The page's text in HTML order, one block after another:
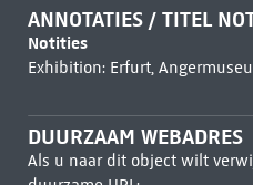
ANNOTATIES / TITEL
Notities
Exhibition: Erfurt,
DUURZAAM WEBADRES
Als u naar dit object wilt